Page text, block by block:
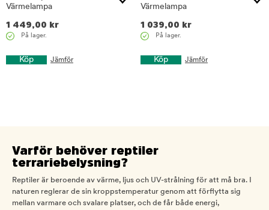
Värmelampa
1 449,00 kr
På lager.
Köp Jämför
Värmelampa
1 039,00 kr
På lager.
Köp Jämför
Varför behöver reptiler
terrariebelysning?
Reptiler är beroende av värme, ljus och UV-strålning för att må bra. I
naturen reglerar de sin kroppstemperatur genom att förflytta sig
mellan varmare och svalare platser, och de får både energi,